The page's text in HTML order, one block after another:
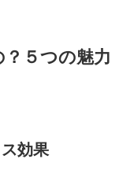
５つの魅力
効果